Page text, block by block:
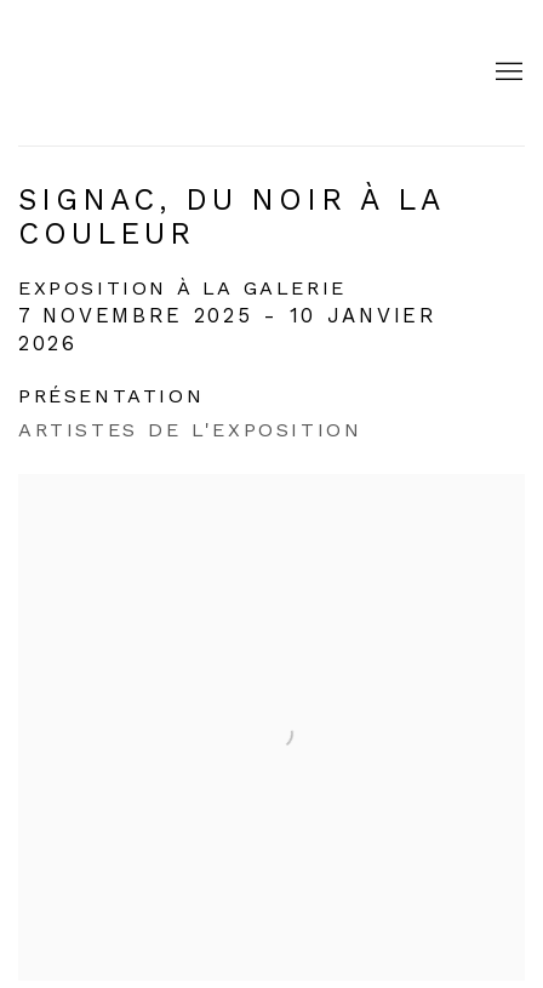
SIGNAC, DU NOIR À LA
COULEUR
EXPOSITION À LA GALERIE
7 NOVEMBRE 2025 - 10 JANVIER
2026
PRÉSENTATION
ARTISTES DE L'EXPOSITION